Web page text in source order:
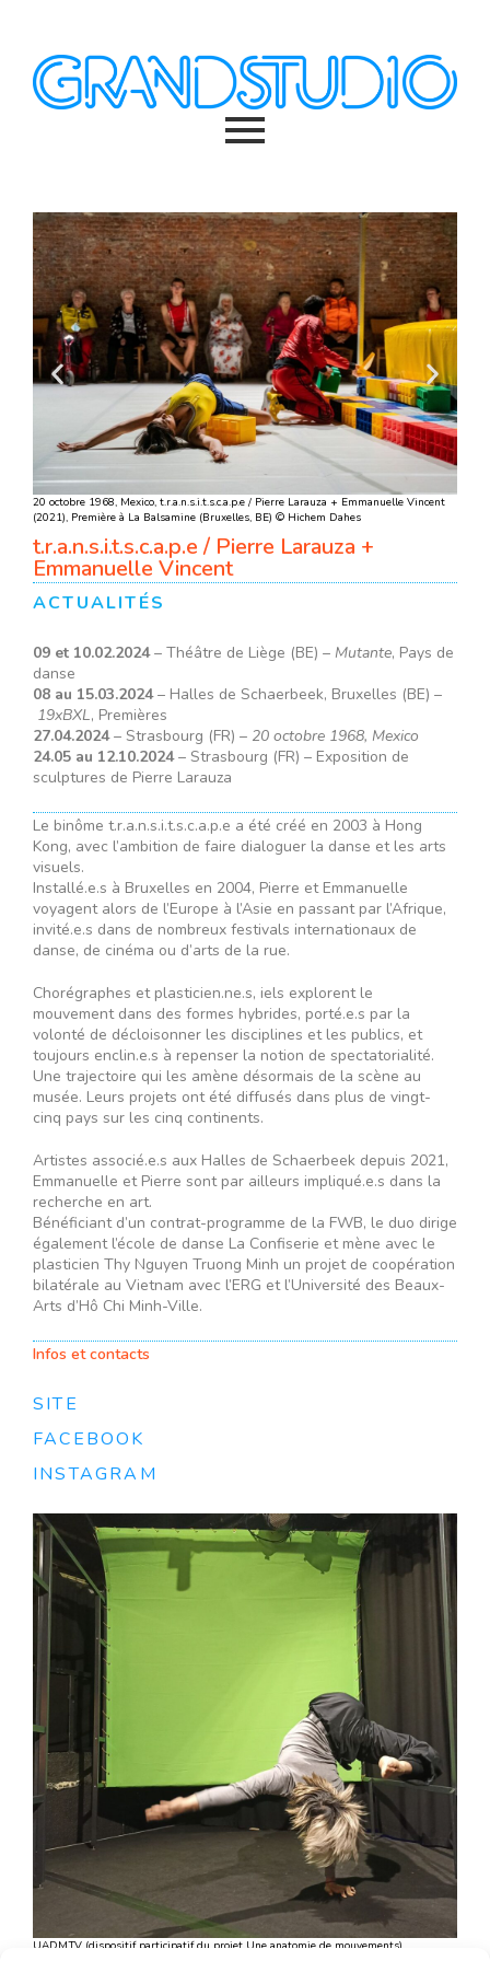
20 octobre 1968, Mexico, t.r.a.n.s.i.t.s.c.a.p.e / Pierre Larauza + Emmanuelle Vincent
(2021), Première à La Balsamine (Bruxelles, BE) © Hichem Dahes
t.r.a.n.s.i.t.s.c.a.p.e / Pierre Larauza +
Emmanuelle Vincent
ACTUALITÉS
09 et 10.02.2024– Théâtre de Liège (BE) – Mutante, Pays de
danse
08 au 15.03.2024– Halles de Schaerbeek, Bruxelles (BE) –
19xBXL, Premières
27.04.2024– Strasbourg (FR) – 20 octobre 1968, Mexico
24.05 au 12.10.2024– Strasbourg (FR) – Exposition de
sculptures de Pierre Larauza
Le binôme t.r.a.n.s.i.t.s.c.a.p.e a été créé en 2003 à Hong
Kong, avec l’ambition de faire dialoguer la danse et les arts
visuels.
Installé.e.s à Bruxelles en 2004, Pierre et Emmanuelle
voyagent alors de l’Europe à l’Asie en passant par l’Afrique,
invité.e.s dans de nombreux festivals internationaux de
danse, de cinéma ou d’arts de la rue.
Chorégraphes et plasticien.ne.s, iels explorent le
mouvement dans des formes hybrides, porté.e.s par la
volonté de décloisonner les disciplines et les publics, et
toujours enclin.e.s à repenser la notion de spectatorialité.
Une trajectoire qui les amène désormais de la scène au
musée. Leurs projets ont été diffusés dans plus de vingt-
cinq pays sur les cinq continents.
Artistes associé.e.s aux Halles de Schaerbeek depuis 2021,
Emmanuelle et Pierre sont par ailleurs impliqué.e.s dans la
recherche en art.
Bénéficiant d’un contrat-programme de la FWB, le duo dirige
également l’école de danse La Confiserie et mène avec le
plasticien Thy Nguyen Truong Minh un projet de coopération
bilatérale au Vietnam avec l’ERG et l’Université des Beaux-
Arts d’Hô Chi Minh-Ville.
Infos et contacts
SITE
FACEBOOK
INSTAGRAM
UADM.TV (dispositif participatif du projet Une anatomie de mouvements),